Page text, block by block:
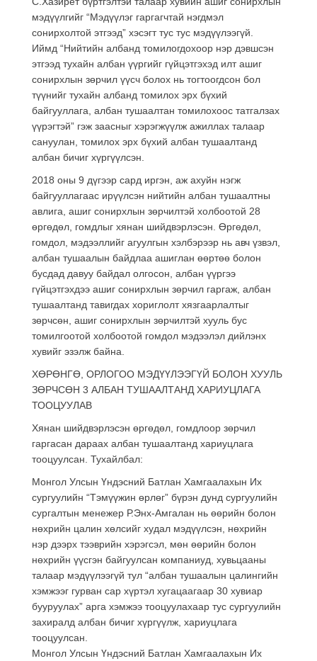
мэдүүлгийг “Мэдүүлэг гаргагчтай нэгдмэл
сонирхолтой этгээд” хэсэгт тус тус мэдүүлээгүй.
Иймд “Нийтийн албанд томилогдохоор нэр дэвшсэн
этгээд тухайн албан үүргийг гүйцэтгэхэд илт ашиг
сонирхлын зөрчил үүсч болох нь тогтоогдсон бол
түүнийг тухайн албанд томилох эрх бүхий
байгууллага, албан тушаалтан томилохоос татгалзах
үүрэгтэй” гэж заасныг хэрэгжүүлж ажиллах талаар
сануулан, томилох эрх бүхий албан тушаалтанд
албан бичиг хүргүүлсэн.
2018 оны 9 дүгээр сард иргэн, аж ахуйн нэгж
байгууллагаас ирүүлсэн нийтийн албан тушаалтны
авлига, ашиг сонирхлын зөрчилтэй холбоотой 28
өргөдөл, гомдлыг хянан шийдвэрлэсэн. Өргөдөл,
гомдол, мэдээллийг агуулгын хэлбэрээр нь авч үзвэл,
албан тушаалын байдлаа ашиглан өөртөө болон
бусдад давуу байдал олгосон, албан үүргээ
гүйцэтгэхдээ ашиг сонирхлын зөрчил гаргаж, албан
тушаалтанд тавигдах хориглолт хязгаарлалтыг
зөрчсөн, ашиг сонирхлын зөрчилтэй хууль бус
томилгоотой холбоотой гомдол мэдээлэл дийлэнх
хувийг эзэлж байна.
ХӨРӨНГӨ, ОРЛОГОО МЭДҮҮЛЭЭГҮЙ БОЛОН ХУУЛЬ
ЗӨРЧСӨН 3 АЛБАН ТУШААЛТАНД ХАРИУЦЛАГА
ТООЦУУЛАВ
Хянан шийдвэрлэсэн өргөдөл, гомдлоор зөрчил
гаргасан дараах албан тушаалтанд хариуцлага
тооцуулсан. Тухайлбал:
Монгол Улсын Үндэсний Батлан Хамгаалахын Их
сургуулийн “Тэмүүжин өрлөг” бүрэн дунд сургуулийн
сургалтын менежер Р.Энх-Амгалан нь өөрийн болон
нөхрийн цалин хөлсийг худал мэдүүлсэн, нөхрийн
нэр дээрх тээврийн хэрэгсэл, мөн өөрийн болон
нөхрийн үүсгэн байгуулсан компаниуд, хувьцааны
талаар мэдүүлээгүй тул “албан тушаалын цалингийн
хэмжээг гурван сар хүртэл хугацаагаар 30 хувиар
бууруулах” арга хэмжээ тооцуулахаар тус сургуулийн
захиралд албан бичиг хүргүүлж, хариуцлага
тооцуулсан.
Монгол Улсын Үндэсний Батлан Хамгаалахын Их